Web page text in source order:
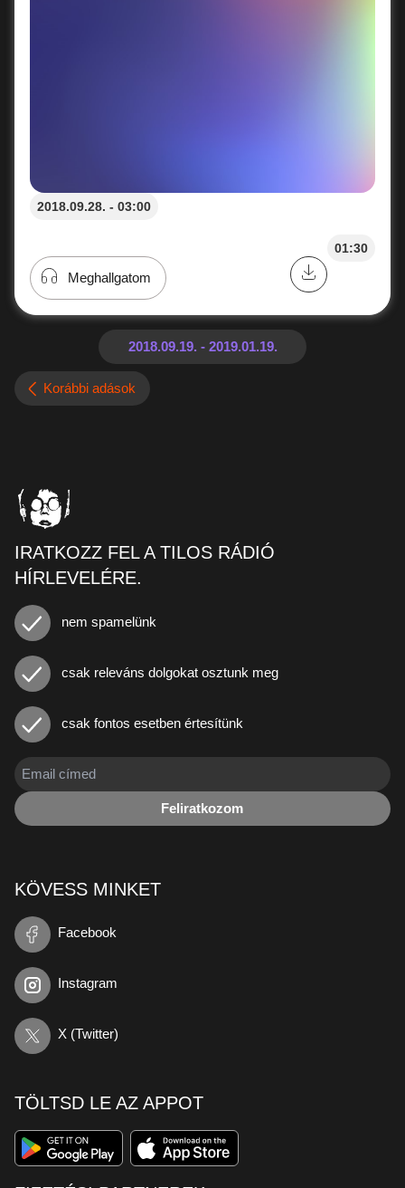
2018.09.28. - 03:00
01:30
Meghallgatom
Korábbi adások
IRATKOZZ FEL A TILOS RÁDIÓ
HÍRLEVELÉRE.
nem spamelünk
csak releváns dolgokat osztunk meg
csak fontos esetben értesítünk
Feliratkozom
KÖVESS MINKET
Facebook
Instagram
X (Twitter)
TÖLTSD LE AZ APPOT